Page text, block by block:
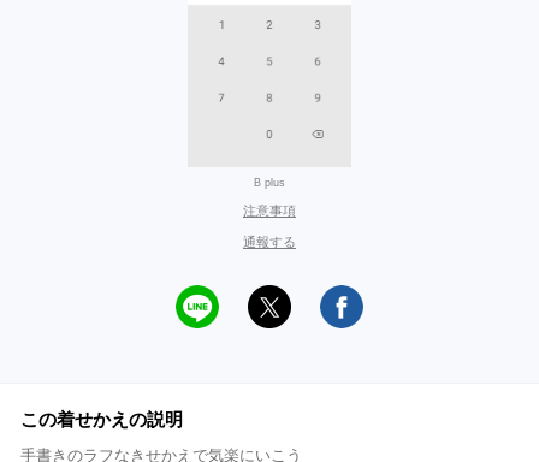
B plus
注意事項
通報する
この着せかえの説明
手書きのラフなきせかえで気楽にいこう